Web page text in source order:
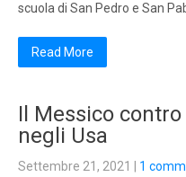
scuola di San Pedro e San
Read More
Il Messico
negli Usa
Settembre 21, 2021 1